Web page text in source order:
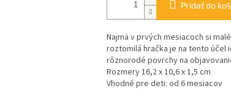
Pridať do
Najmä v prvých mesiacoch si
roztomilá hračka je na tento
rôznorodé povrchy na
Rozmery 16,2 x 10,6 x 1,5 cm
Vhodné pre deti: od 6 mesiacov